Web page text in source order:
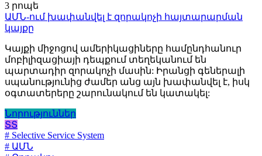
3 րոպե
ԱՄՆ-ում խափանվել է զորակոչի հայտարարման
կայքը
Կայքի միջոցով ամերիկացիները համընդհանուր
մոբիլիզացիայի դեպքում տեղեկանում են
պարտադիր զորակոչի մասին: Իրանցի գեներալի
սպանությունից ժամեր անց այն խափանվել է, իսկ
օգտատերերը շարունակում են կատակել:
Նորություններ
ՏՏ
# Selective Service System
# ԱՄՆ